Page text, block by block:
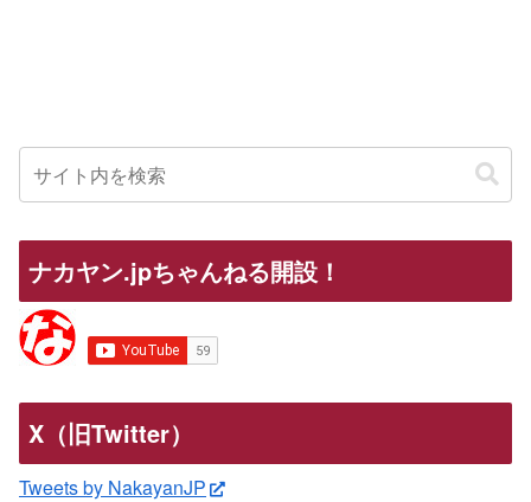
ナカヤン.jpちゃんねる開設！
X（旧Twitter）
Tweets by NakayanJP